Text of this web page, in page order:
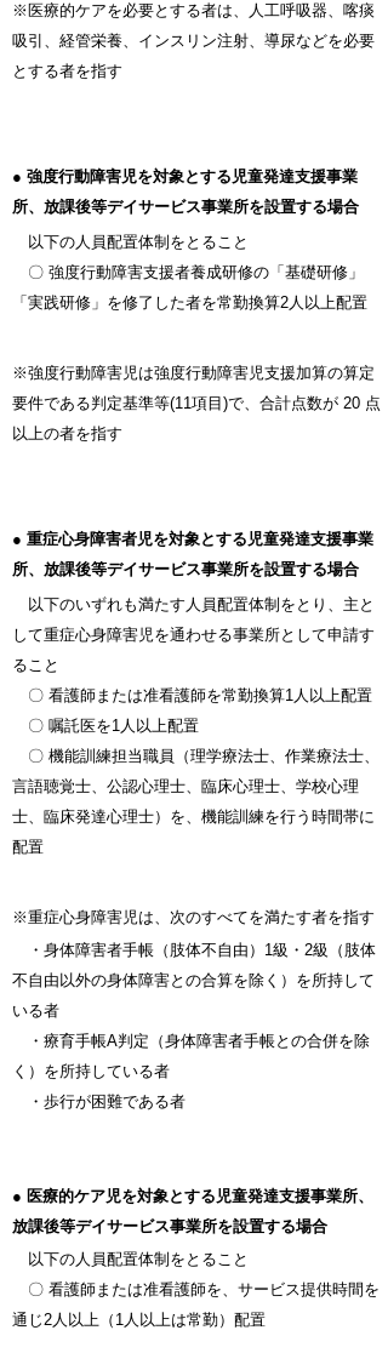
※医療的ケアを必要とする者は、人工呼吸器、喀痰
吸引、経管栄養、インスリン注射、導尿などを必要
とする者を指す
● 強度行動障害児を対象とする児童発達支援事業
所、放課後等デイサービス事業所を設置する場合
以下の人員配置体制をとること
〇 強度行動障害支援者養成研修の「基礎研修」
「実践研修」を修了した者を常勤換算2人以上配置
※強度行動障害児は強度行動障害児支援加算の算定
要件である判定基準等(11項目)で、合計点数が 20 点
以上の者を指す
● 重症心身障害者児を対象とする児童発達支援事業
所、放課後等デイサービス事業所を設置する場合
以下のいずれも満たす人員配置体制をとり、主と
して重症心身障害児を通わせる事業所として申請す
ること
〇 看護師または准看護師を常勤換算1人以上配置
〇 嘱託医を1人以上配置
〇 機能訓練担当職員（理学療法士、作業療法士、
言語聴覚士、公認心理士、臨床心理士、学校心理
士、臨床発達心理士）を、機能訓練を行う時間帯に
配置
※重症心身障害児は、次のすべてを満たす者を指す
・身体障害者手帳（肢体不自由）1級・2級（肢体
不自由以外の身体障害との合算を除く）を所持して
いる者
・療育手帳A判定（身体障害者手帳との合併を除
く）を所持している者
・歩行が困難である者
● 医療的ケア児を対象とする児童発達支援事業所、
放課後等デイサービス事業所を設置する場合
以下の人員配置体制をとること
〇 看護師または准看護師を、サービス提供時間を
通じ2人以上（1人以上は常勤）配置